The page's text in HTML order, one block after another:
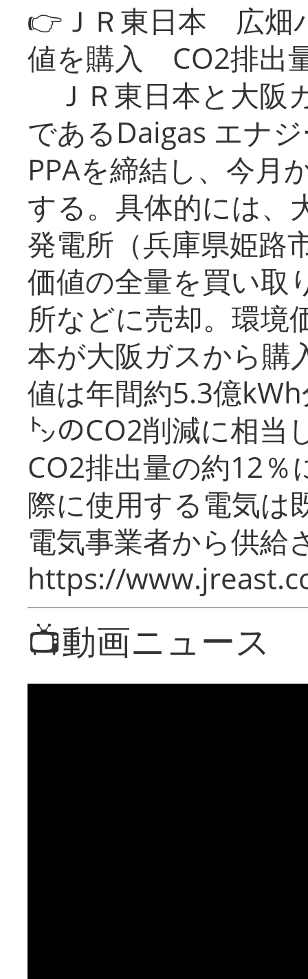
👉ＪＲ東日本 広畑
値を購入 CO2排出
ＪＲ東日本と大阪
であるDaigas エナ
PPAを締結し、今月
する。具体的には、
発電所（兵庫県姫路
価値の全量を買い取
所などに売却。環境
本が大阪ガスから購
値は年間約5.3億
㌧のCO2削減に相当
CO2排出量の約12％
際に使用する電気は
電気事業者から供給
https://
📺動画ニュース